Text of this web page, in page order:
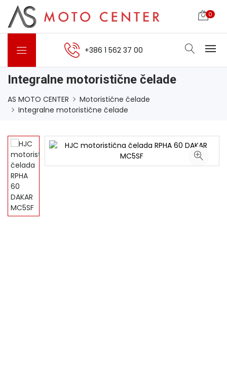
0
+386 1 562 37 00
Integralne motoristične čelade
AS MOTO CENTER
Motoristične čelade
Integralne motoristične čelade